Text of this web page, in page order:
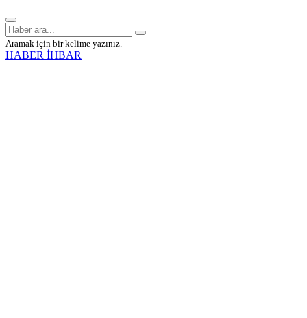
Aramak için bir kelime yazınız.
HABER İHBAR